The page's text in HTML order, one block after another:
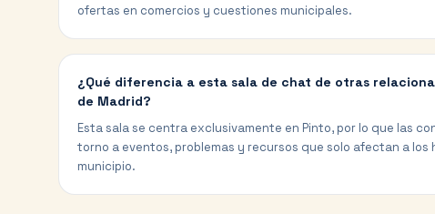
ofertas en comercios y cuestiones municipales.
¿Qué diferencia a esta sala de chat de otras
de Madrid?
Esta sala se centra exclusivamente en Pinto, por lo que las
torno a eventos, problemas y recursos que solo afectan a
municipio.